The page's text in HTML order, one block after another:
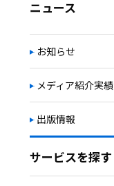
ニュース
お知らせ
メディア紹介実績
出版情報
サービスを探す